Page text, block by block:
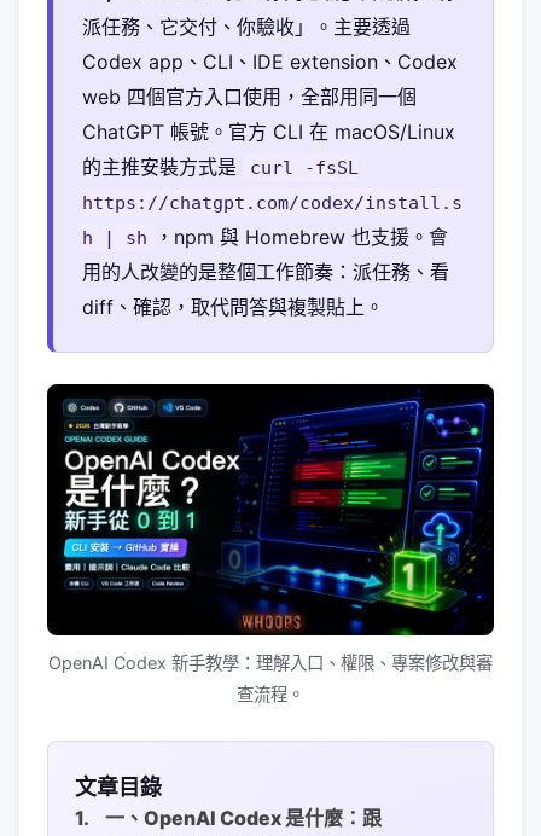
派任務、它交付、你驗收」。主要透過
Codex app、CLI、IDE extension、Codex
web 四個官方入口使用，全部用同一個
ChatGPT 帳號。官方 CLI 在 macOS/Linux
的主推安裝方式是
curl -fsSL
https://chatgpt.com/codex/install.s
h | sh
，npm 與 Homebrew 也支援。會
用的人改變的是整個工作節奏：派任務、看
diff、確認，取代問答與複製貼上。
OpenAI Codex 新手教學：理解入口、權限、專案修改與審
查流程。
文章目錄
一、OpenAI Codex 是什麼：跟